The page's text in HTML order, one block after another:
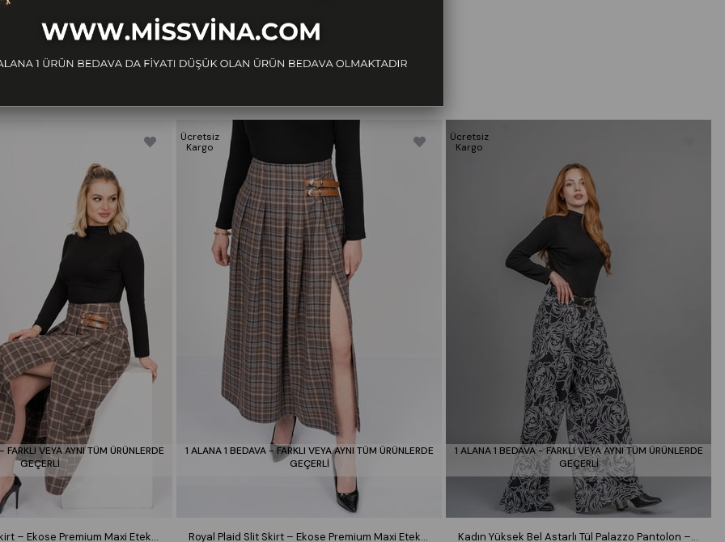
BENZER ÜRÜNLER
FARKLI VEYA AYNI TÜM ÜRÜNLERDE
GEÇERLİ
Royal Plaid Slit Skirt – Ekose Premium Maxi Etek 6831
1 ALANA 1 BEDAVA - FARKLI VEYA AYNI TÜM ÜRÜNLERDE
GEÇERLİ
Royal Plaid Slit Skirt – Ekose Premium Maxi Etek 6831
Ücretsiz
Kargo
1 ALANA 1 BEDAVA - FARKLI VEYA AYNI TÜM ÜRÜNLERDE
GEÇERLİ
Kadın Yüksek Bel Astarlı Tül Palazzo Pantolon – Lastikli Bel Bol Paça Esnek 30342
Ücretsiz
Kargo